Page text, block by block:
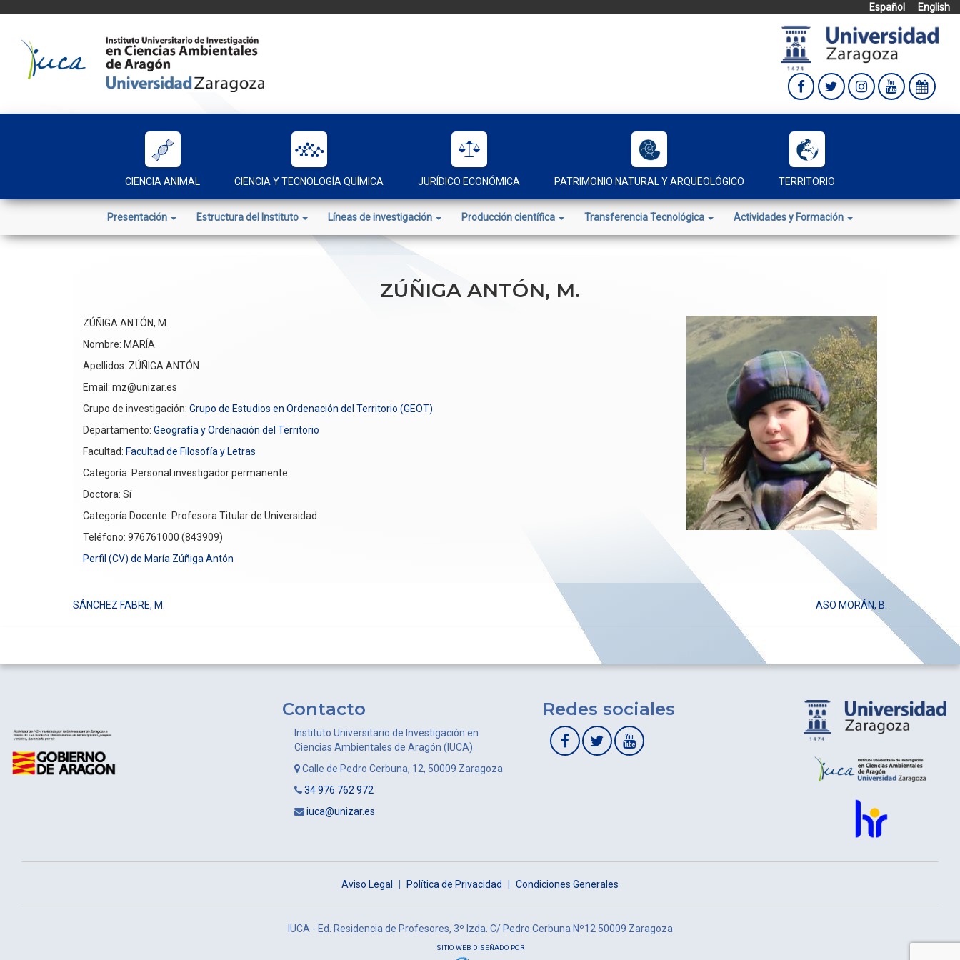
Español
English
content
CIENCIA ANIMAL CIENCIA Y TECNOLOGÍA QUÍMICA JURÍDICO ECONÓMICA PATRIMONIO NATURAL Y ARQUEOLÓGICO TERRITORIO
Presentación Estructura del Instituto Líneas de investigación Producción científica Transferencia Tecnológica Actividades y Formación
ZÚÑIGA ANTÓN, M.
ZÚÑIGA ANTÓN, M.
Nombre: MARÍA
Apellidos: ZÚÑIGA ANTÓN
Email: mz@unizar.es
Grupo de investigación: Grupo de Estudios en Ordenación del Territorio (GEOT)
Departamento: Geografía y Ordenación del Territorio
Facultad: Facultad de Filosofía y Letras
Categoría: Personal investigador permanente
Doctora: Sí
Categoría Docente: Profesora Titular de Universidad
Teléfono: 976761000 (843909)
Perfil (CV) de María Zúñiga Antón
entradas
SÁNCHEZ FABRE, M. ASO MORÁN, B.
Contacto
Instituto Universitario de Investigación en
Ciencias Ambientales de Aragón (IUCA)
Calle de Pedro Cerbuna, 12, 50009 Zaragoza
34 976 762 972
iuca@unizar.es
Redes sociales
Aviso Legal Política de Privacidad Condiciones Generales
IUCA - Ed. Residencia de Profesores, 3º Izda. C/ Pedro Cerbuna Nº12 50009 Zaragoza
SITIO WEB DISEÑADO POR